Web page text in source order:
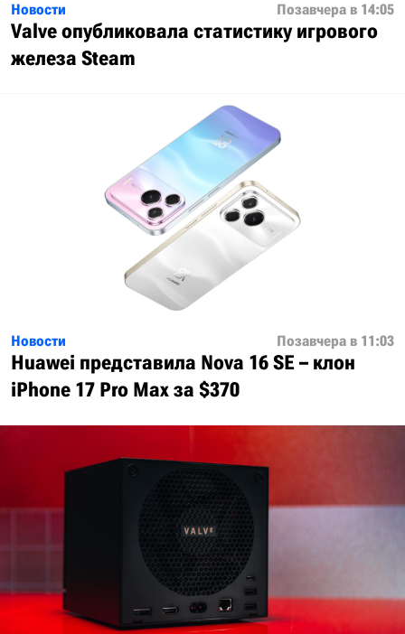
Новости Позавчера в 14:05
Valve опубликовала статистику игрового
железа Steam
Новости Позавчера в 11:03
Huawei представила Nova 16 SE – клон
iPhone 17 Pro Max за $370